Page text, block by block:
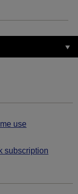
use
subscription